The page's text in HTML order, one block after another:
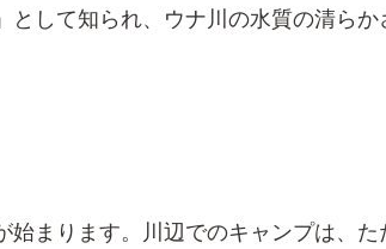
として知られ、ウナ川の水質の清らか
まります。川辺でのキャンプは、た